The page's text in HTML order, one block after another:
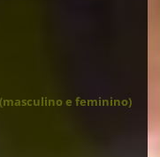
e feminino)